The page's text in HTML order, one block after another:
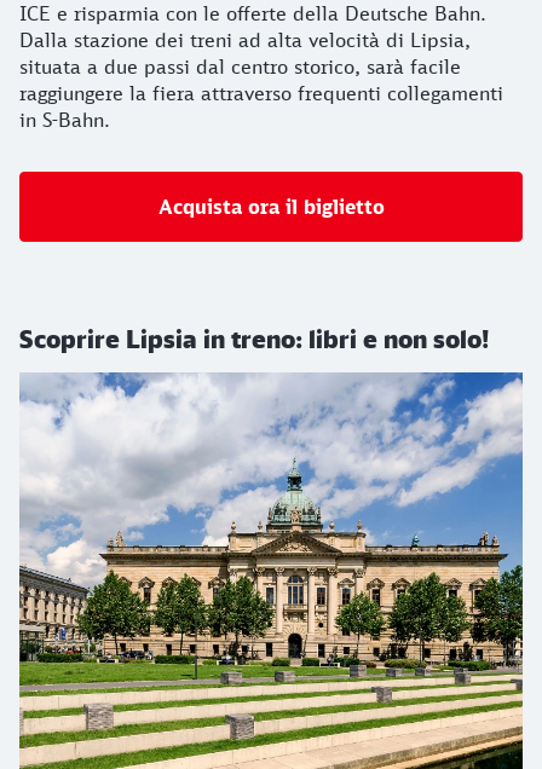
ICE e risparmia con le offerte della Deutsche Bahn.
Dalla stazione dei treni ad alta velocità di Lipsia,
situata a due passi dal centro storico, sarà facile
raggiungere la fiera attraverso frequenti collegamenti
in S-Bahn.
Acquista ora il biglietto
Scoprire Lipsia in treno: libri e non solo!